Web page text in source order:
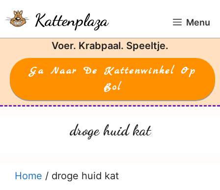
naar
de
Kattenplaza Menu
Voer. Krabpaal. Speeltje.
Ga Naar De Kattenwinkel Op
Bol
droge huid kat
Home / droge huid kat